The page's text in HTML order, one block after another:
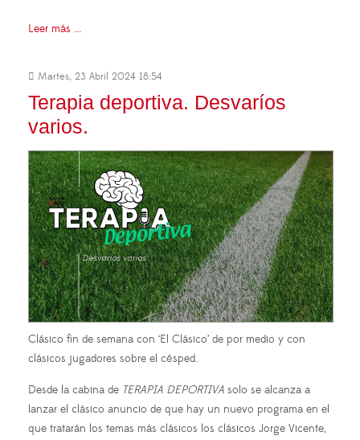
Leer más ...
Martes, 23 Abril 2024 18:54
Terapia deportiva. Desvaríos
varios.
Clásico fin de semana con ‘El Clásico’ de por medio y con
clásicos jugadores sobre el césped.
Desde la cabina de TERAPIA DEPORTIVA solo se alcanza a
lanzar el clásico anuncio de que hay un nuevo programa en el
que tratarán los temas más clásicos los clásicos Jorge Vicente,